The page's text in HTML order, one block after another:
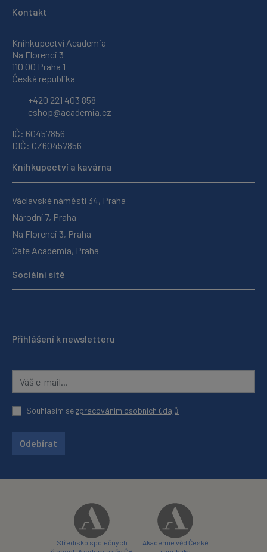
Kontakt
Knihkupectví Academia
Na Florenci 3
110 00 Praha 1
Česká republika
+420 221 403 858
eshop@academia.cz
IČ: 60457856
DIČ: CZ60457856
Knihkupectví a kavárna
Václavské náměstí 34, Praha
Národní 7, Praha
Na Florenci 3, Praha
Cafe Academia, Praha
Sociální sítě
Přihlášení k newsletteru
Souhlasím sezpracováním osobních údajů
Odebírat
Středisko společných
Akademie věd České